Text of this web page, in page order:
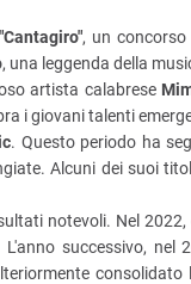
"Cantagiro", un
, una leggenda della
artista calabrese
i giovani talenti
. Questo periodo ha
Alcuni dei suoi
notevoli. Nel
successivo, nel
consolidato